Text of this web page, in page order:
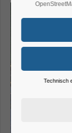
Technisch